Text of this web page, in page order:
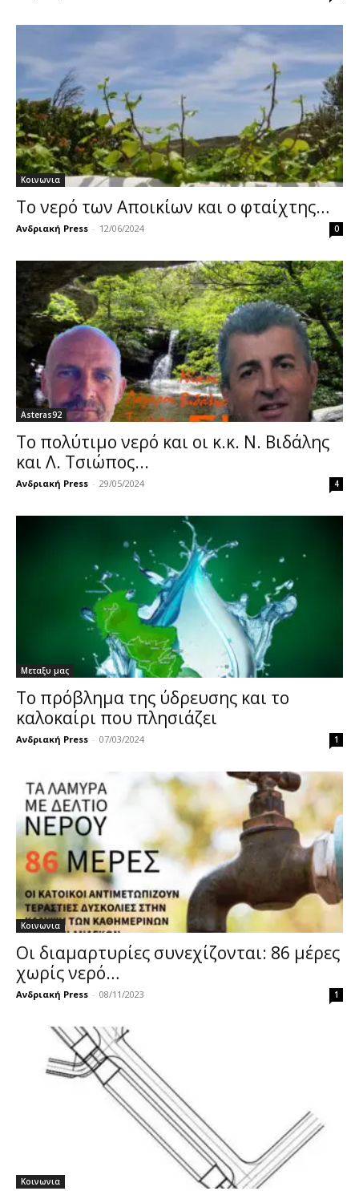
Κοινωνια
Το νερό των Αποικίων και ο φταίχτης…
Ανδριακή Press - 12/06/2024 0
Asteras92
Το πολύτιμο νερό και οι κ.κ. Ν. Βιδάλης
και Λ. Τσιώπος...
Ανδριακή Press - 29/05/2024 4
Μεταξυ μας
Το πρόβλημα της ύδρευσης και το
καλοκαίρι που πλησιάζει
Ανδριακή Press - 07/03/2024 1
Κοινωνια
Οι διαμαρτυρίες συνεχίζονται: 86 μέρες
χωρίς νερό…
Ανδριακή Press - 08/11/2023 1
Κοινωνια